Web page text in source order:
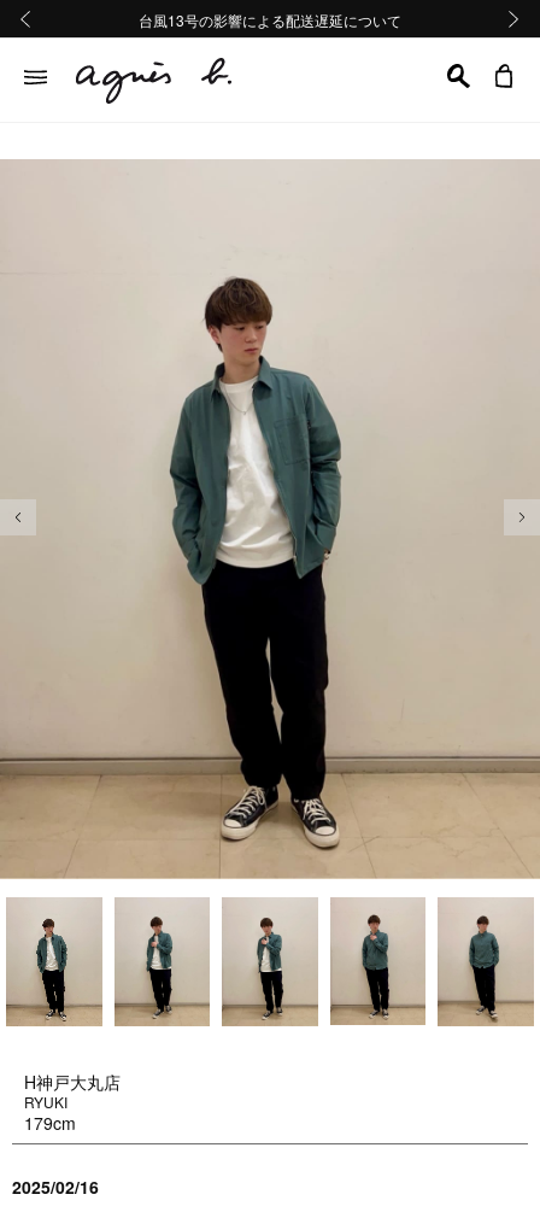
熊本地域地震の影響による配送遅延について
Summer Sale 2buy10%OFF!!
台風13号の影響による配送遅延について
熊本地域地震の影響による配送遅延について
Summer Sale 2buy10%OFF!!
前の画像
H神戸大丸店
RYUKI
179cm
2025/02/16